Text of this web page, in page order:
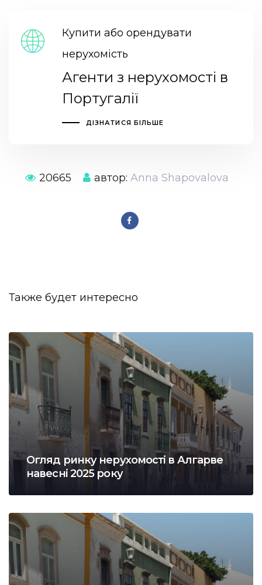
Купити або орендувати
нерухомість
Агенти з нерухомості в
Португалії
ДІЗНАТИСЯ БІЛЬШЕ
20665 автор: Anna Shapovalova
Также будет интересно
Огляд ринку нерухомості в Алгарве
навесні 2025 року